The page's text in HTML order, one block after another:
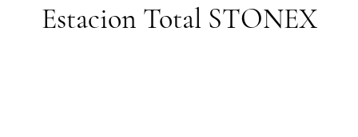
Estacion Total STONEX